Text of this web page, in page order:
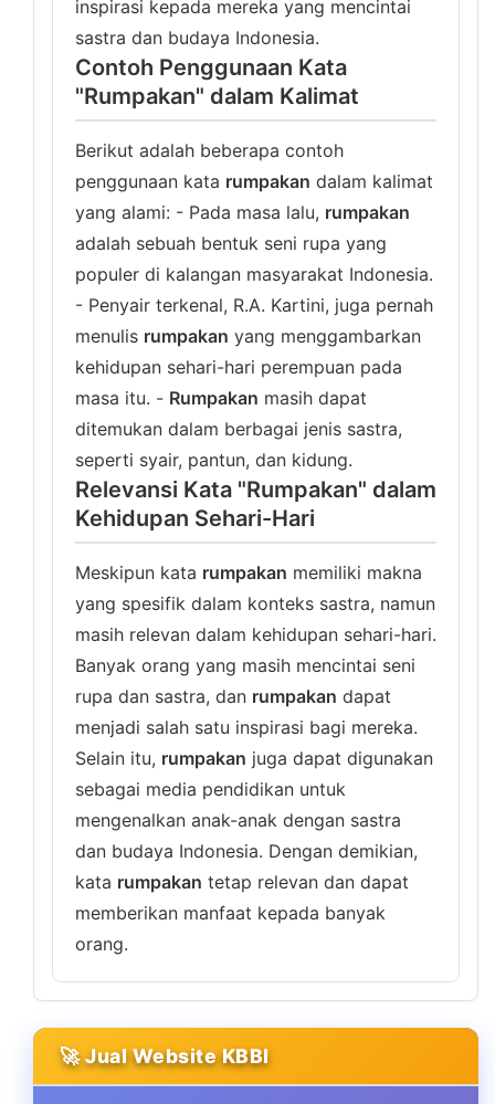
inspirasi kepada mereka yang mencintai
sastra dan budaya Indonesia.
Contoh Penggunaan Kata
"Rumpakan" dalam Kalimat
Berikut adalah beberapa contoh
penggunaan kata rumpakan dalam kalimat
yang alami: - Pada masa lalu, rumpakan
adalah sebuah bentuk seni rupa yang
populer di kalangan masyarakat Indonesia.
- Penyair terkenal, R.A. Kartini, juga pernah
menulis rumpakan yang menggambarkan
kehidupan sehari-hari perempuan pada
masa itu. - Rumpakan masih dapat
ditemukan dalam berbagai jenis sastra,
seperti syair, pantun, dan kidung.
Relevansi Kata "Rumpakan" dalam
Kehidupan Sehari-Hari
Meskipun kata rumpakan memiliki makna
yang spesifik dalam konteks sastra, namun
masih relevan dalam kehidupan sehari-hari.
Banyak orang yang masih mencintai seni
rupa dan sastra, dan rumpakan dapat
menjadi salah satu inspirasi bagi mereka.
Selain itu, rumpakan juga dapat digunakan
sebagai media pendidikan untuk
mengenalkan anak-anak dengan sastra
dan budaya Indonesia. Dengan demikian,
kata rumpakan tetap relevan dan dapat
memberikan manfaat kepada banyak
orang.
🚀 Jual Website KBBI